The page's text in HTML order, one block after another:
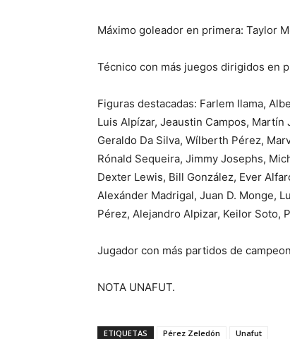
Máximo goleador en primera: Taylor
Técnico con más juegos dirigidos en
Figuras destacadas: Farlem Ilama,
Luis Alpízar, Jeaustin Campos,
Geraldo Da Silva, Wílberth Pérez,
Rónald Sequeira, Jimmy Josephs,
Dexter Lewis, Bill González, Ever
Alexánder Madrigal, Juan D. Monge,
Pérez, Alejandro Alpizar, Keilor Soto,
Jugador con más partidos de
NOTA UNAFUT.
ETIQUETAS Pérez Zeledón Unafut